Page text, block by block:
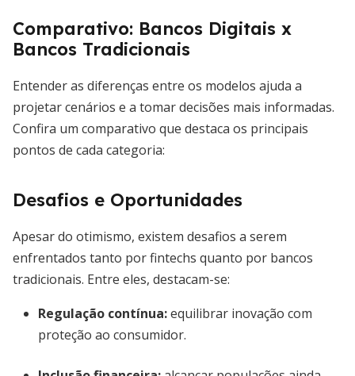
Comparativo: Bancos Digitais x
Bancos Tradicionais
Entender as diferenças entre os modelos ajuda a
projetar cenários e a tomar decisões mais informadas.
Confira um comparativo que destaca os principais
pontos de cada categoria:
Desafios e Oportunidades
Apesar do otimismo, existem desafios a serem
enfrentados tanto por fintechs quanto por bancos
tradicionais. Entre eles, destacam-se:
Regulação contínua:equilibrar inovação com
proteção ao consumidor.